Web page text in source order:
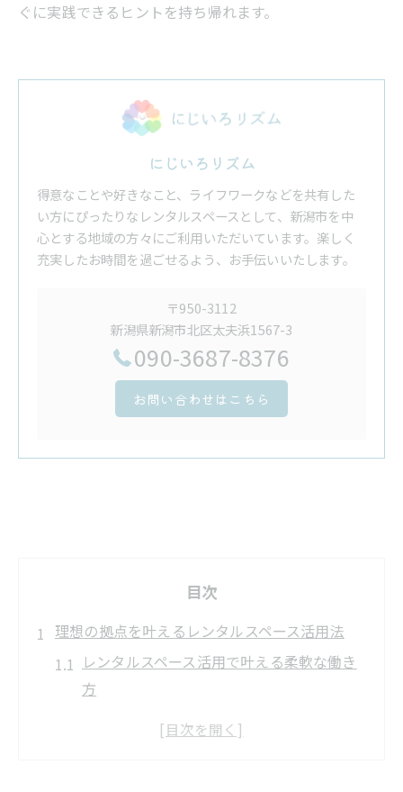
ぐに実践できるヒントを持ち帰れます。
にじいろリズム
得意なことや好きなこと、ライフワークなどを共有した
い方にぴったりなレンタルスペースとして、新潟市を中
心とする地域の方々にご利用いただいています。楽しく
充実したお時間を過ごせるよう、お手伝いいたします。
〒950-3112
新潟県新潟市北区太夫浜1567-3
090-3687-8376
お問い合わせはこちら
目次
理想の拠点を叶えるレンタルスペース活用法
レンタルスペース活用で叶える柔軟な働き
方
レンタルスペース選びで重視したい設備面